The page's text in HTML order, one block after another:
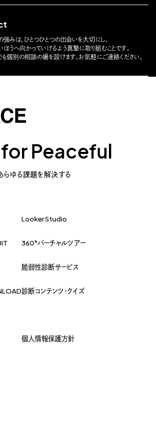
強みは、ひとつひとつの出会いを大切にし、
ほうへ向かっていけるよう真摯に取り組むことです。
も個別の相談の場を設けます。お気軽にご連絡ください。
Peaceful
らゆる課題を解決する
Looker Studio
360°バーチャルツアー
脆弱性診断サービス
診断コンテンツ・クイズ
個人情報保護方針